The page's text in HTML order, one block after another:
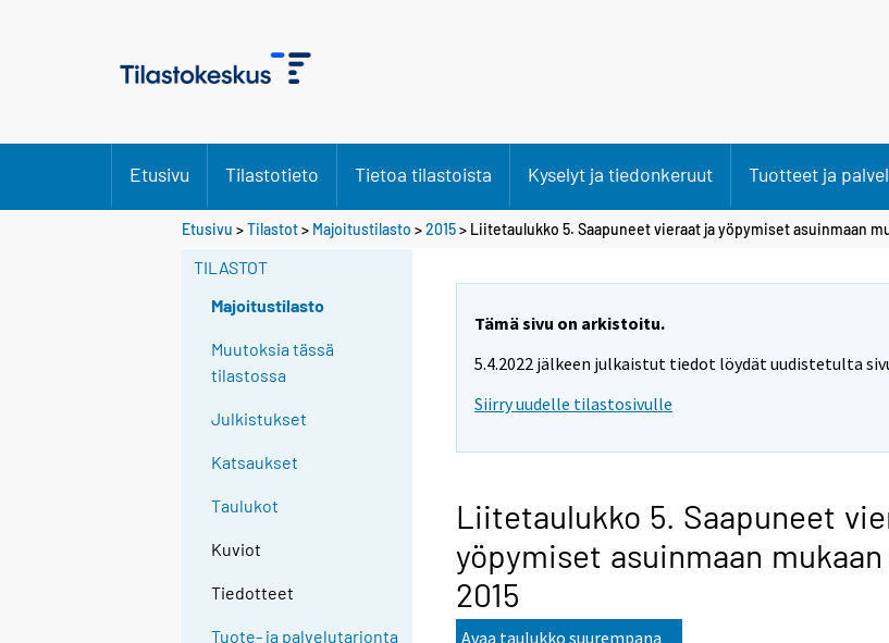
Etusivu Tilastotieto Tietoa tilastoista Kyselyt ja tiedonkeruut Tuotteet ja
Etusivu >Tilastot> Majoitustilasto >2015> Liitetaulukko 5. Saapuneet vieraat ja yöpymiset asuinmaan
TILASTOT
Majoitustilasto
Muutoksia tässä
tilastossa
Julkistukset
Katsaukset
Taulukot
Kuviot
Tiedotteet
Tuote- ja palvelutarjonta
Tämä sivu on arkistoitu.
5.4.2022 jälkeen julkaistut tiedot löydät uudistetulta
Siirry uudelle tilastosivulle
Liitetaulukko 5. Saapuneet
yöpymiset asuinmaan
2015
Avaa taulukko suurempana